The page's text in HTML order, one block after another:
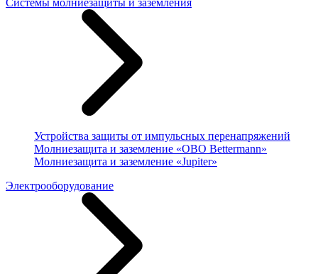
Системы молниезащиты и заземления
Устройства защиты от импульсных перенапряжений
Молниезащита и заземление «OBO Bettermann»
Молниезащита и заземление «Jupiter»
Электрооборудование